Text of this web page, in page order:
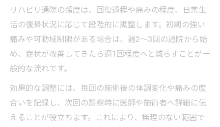
リハビリ通院の頻度は、回復過程や痛みの程度、日常生
活の復帰状況に応じて段階的に調整します。初期の強い
痛みや可動域制限がある場合は、週2～3回の通院から始
め、症状が改善してきたら週1回程度へと減らすことが一
般的な流れです。
効果的な調整には、毎回の施術後の体調変化や痛みの度
合いを記録し、次回の診察時に医師や施術者へ詳細に伝
えることが役立ちます。これにより、無理のない範囲で